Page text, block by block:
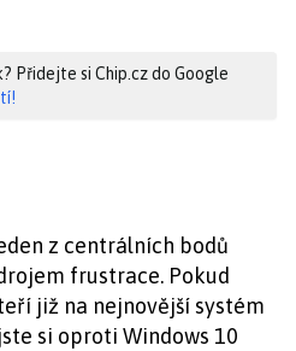
Přidejte si Chip.cz do Google
z centrálních bodů
frustrace. Pokud
již na nejnovější systém
si oproti Windows 10